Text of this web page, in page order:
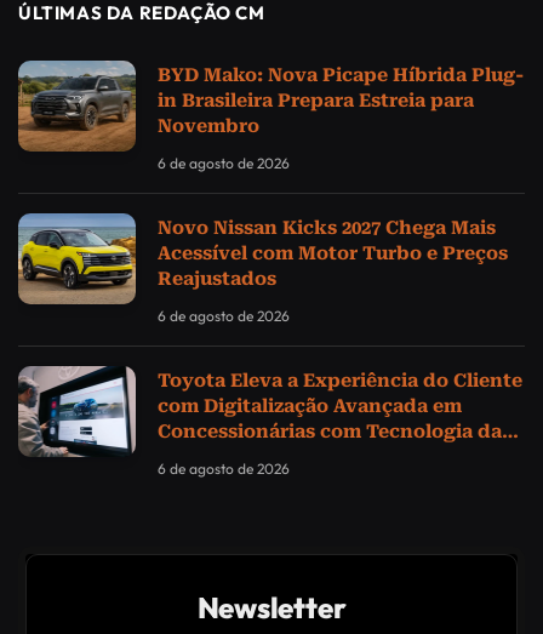
ÚLTIMAS DA REDAÇÃO CM
BYD Mako: Nova Picape Híbrida Plug-
in Brasileira Prepara Estreia para
Novembro
6 de agosto de 2026
Novo Nissan Kicks 2027 Chega Mais
Acessível com Motor Turbo e Preços
Reajustados
6 de agosto de 2026
Toyota Eleva a Experiência do Cliente
com Digitalização Avançada em
Concessionárias com Tecnologia da
6 de agosto de 2026
Newsletter